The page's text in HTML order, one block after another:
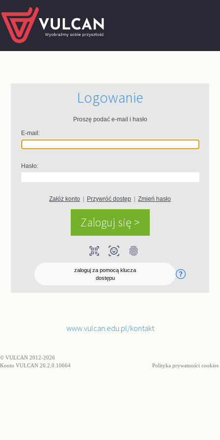
Logowanie
Proszę podać e-mail i hasło
E-mail:
Hasło:
Załóż konto Przywróć dostęp |Zmień hasło
qr_code_scanner ar_on_you fingerprint
zaloguj za pomocą klucza
dostępu
www.vulcan.edu.pl/kontakt
© VULCAN 2012-2026
Konto VULCAN 26.2.0.10664
Polityka prywatności cookies